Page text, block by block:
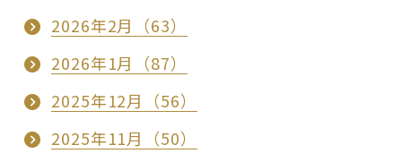
2026年2月（63）
2026年1月（87）
2025年12月（56）
2025年11月（50）